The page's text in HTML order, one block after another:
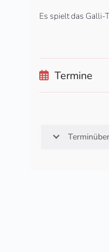
Es spielt das Galli-
Termine